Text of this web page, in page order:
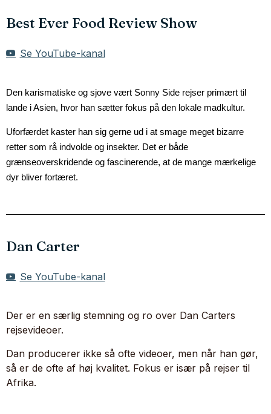
Best Ever Food Review Show
Se YouTube-kanal
Den karismatiske og sjove vært Sonny Side rejser primært til
lande i Asien, hvor han sætter fokus på den lokale madkultur.
Uforfærdet kaster han sig gerne ud i at smage meget bizarre
retter som rå indvolde og insekter. Det er både
grænseoverskridende og fascinerende, at de mange mærkelige
dyr bliver fortæret.
Dan Carter
Se YouTube-kanal
Der er en særlig stemning og ro over Dan Carters
rejsevideoer.
Dan producerer ikke så ofte videoer, men når han gør,
så er de ofte af høj kvalitet. Fokus er især på rejser til
Afrika.